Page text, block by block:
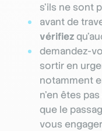
s’ils ne sont
avant de
vérifiez
demandez-
sortir en
notamment
n’en êtes
que le
vous